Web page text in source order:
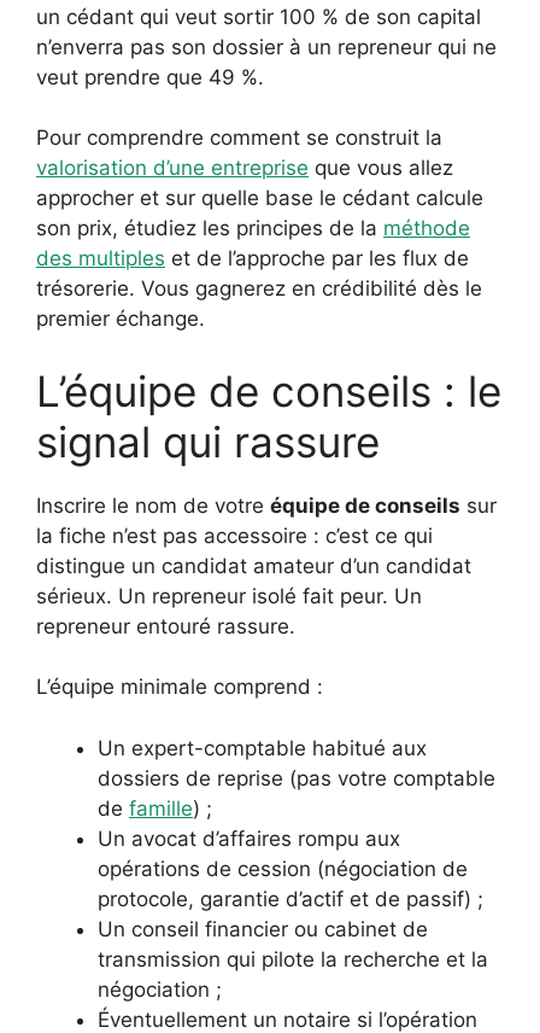
un cédant qui veut sortir 100 % de son capital
n’enverra pas son dossier à un repreneur qui ne
veut prendre que 49 %.
Pour comprendre comment se construit la
valorisation d’une entreprise que vous allez
approcher et sur quelle base le cédant calcule
son prix, étudiez les principes de la méthode
des multiples et de l’approche par les flux de
trésorerie. Vous gagnerez en crédibilité dès le
premier échange.
L’équipe de conseils : le
signal qui rassure
Inscrire le nom de votre équipe de conseils sur
la fiche n’est pas accessoire : c’est ce qui
distingue un candidat amateur d’un candidat
sérieux. Un repreneur isolé fait peur. Un
repreneur entouré rassure.
L’équipe minimale comprend :
Un expert-comptable habitué aux
dossiers de reprise (pas votre comptable
de famille) ;
Un avocat d’affaires rompu aux
opérations de cession (négociation de
protocole, garantie d’actif et de passif) ;
Un conseil financier ou cabinet de
transmission qui pilote la recherche et la
négociation ;
Éventuellement un notaire si l’opération